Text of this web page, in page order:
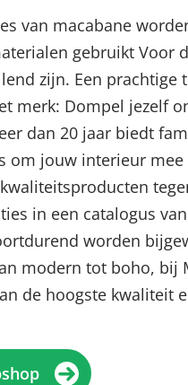
van macabane
gebruikt Voor
zijn. Een prachtige
merk: Dompel jezelf
dan 20 jaar biedt
om jouw interieur mee
in een catalogus
worden
modern tot boho, bij
de hoogste kwaliteit